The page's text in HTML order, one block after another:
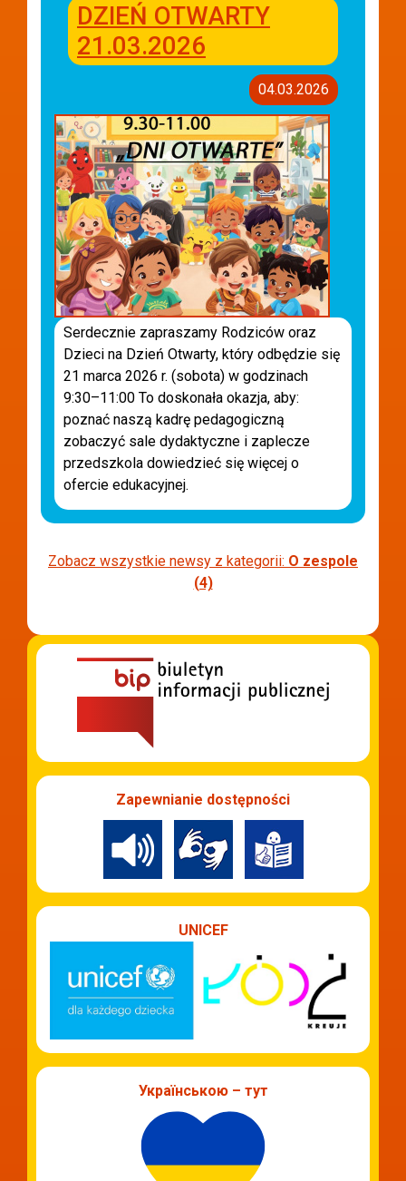
DZIEŃ OTWARTY
21.03.2026
04.03.2026
Serdecznie zapraszamy Rodziców oraz
Dzieci na Dzień Otwarty, który odbędzie się
21 marca 2026 r. (sobota) w godzinach
9:30–11:00 To doskonała okazja, aby:
poznać naszą kadrę pedagogiczną
zobaczyć sale dydaktyczne i zaplecze
przedszkola dowiedzieć się więcej o
ofercie edukacyjnej.
Zobacz wszystkie newsy z kategorii: O zespole
(4)
Zapewnianie dostępności
UNICEF
Українською – тут